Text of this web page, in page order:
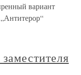
вариант